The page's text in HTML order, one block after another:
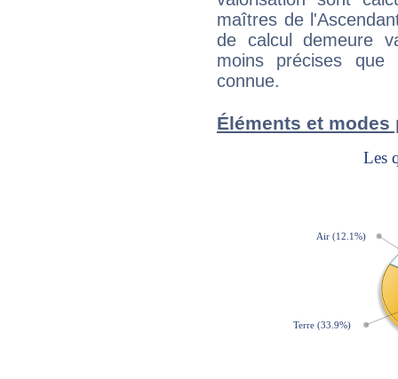
maîtres de
de calcul demeure
moins précises que
connue.
Éléments et modes